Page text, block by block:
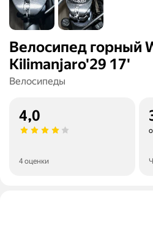
Велосипед горный
Kilimanjaro'29 17'
Велосипеды
4,0
4 оценки